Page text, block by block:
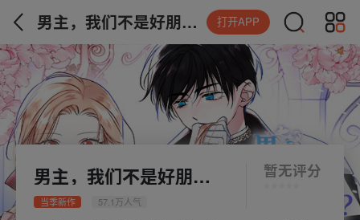
男主，我们不是好朋友吗？ 打开APP
男主，我们不是好朋友吗？
当季新作 57.1万人气
暂无评分